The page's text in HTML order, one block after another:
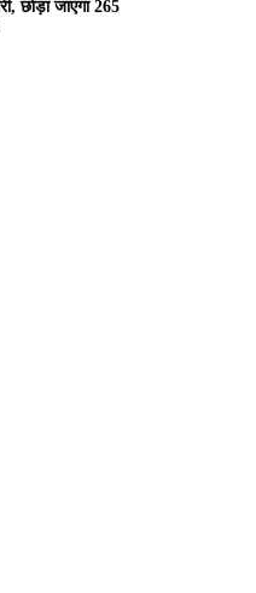
छोड़ा जाएगा 265